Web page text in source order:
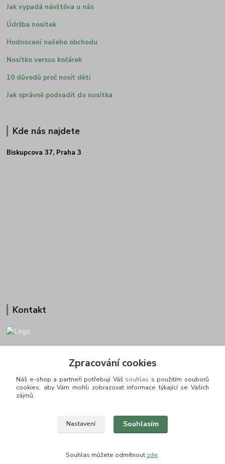
Jak vypadá návštěva u nás
Údržba nosítek
Hodnocení našeho obchodu
Nosítko versus kočárek
10 důvodů proč nosit děti
Jak správně podsadit do nosítka
Kde nás najdete
Biskupcova 37, Praha 3
Kontakt
Otevírací doba: PO-PÁ: 9:00-16:00 NUTNÁ REZERVACE
info@zkusnositko.cz
© Copyright 2015-2026 ZkusNositko.cz
Zpracování cookies
Náš e-shop a partneři potřebují Váš souhlas s použitím souborů
cookies, aby Vám mohli zobrazovat informace týkající se Vašich
zájmů.
Nastavení Souhlasím
Souhlas můžete odmítnout zde.